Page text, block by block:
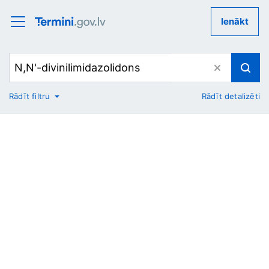
Ienākt
No
Rādīt filtru Rādīt detalizēti